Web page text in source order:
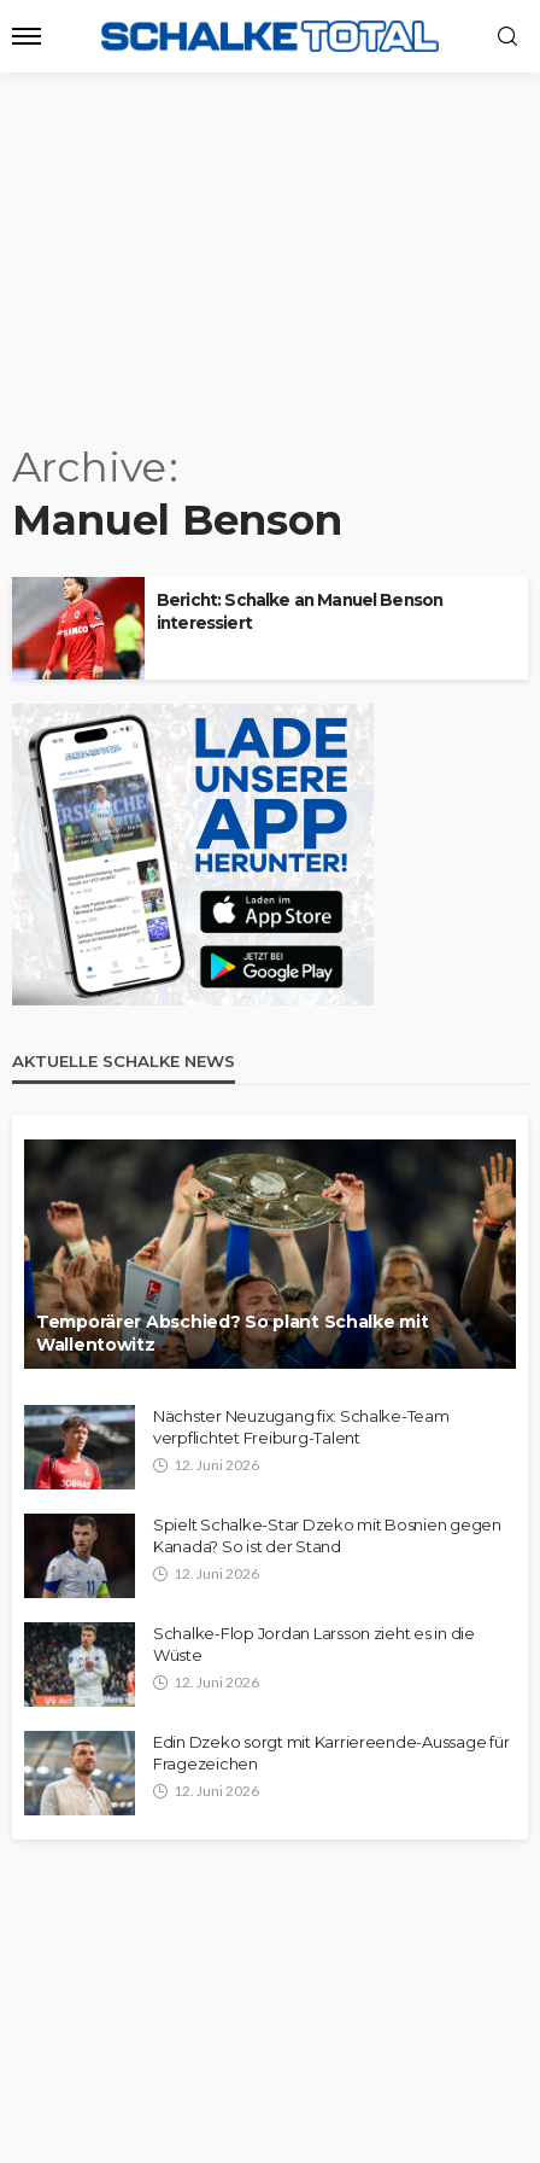
Archive
Manuel Benson
Bericht: Schalke an Manuel Benson
interessiert
AKTUELLE SCHALKE NEWS
Temporärer Abschied? So plant Schalke mit
Wallentowitz
Nächster Neuzugang fix: Schalke-Team
verpflichtet Freiburg-Talent
12. Juni 2026
Spielt Schalke-Star Dzeko mit Bosnien gegen
Kanada? So ist der Stand
12. Juni 2026
Schalke-Flop Jordan Larsson zieht es in die
Wüste
12. Juni 2026
Edin Dzeko sorgt mit Karriereende-Aussage für
Fragezeichen
12. Juni 2026